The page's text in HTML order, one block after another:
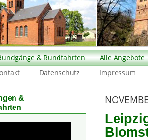
& Rundfahrten
Alle Angebote
Datenschutz Impressum
&